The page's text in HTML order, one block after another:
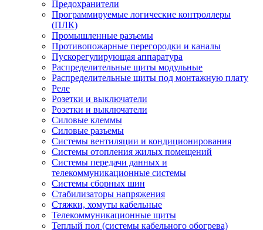
Предохранители
Программируемые логические контроллеры
(ПЛК)
Промышленные разъемы
Противопожарные перегородки и каналы
Пускорегулирующая аппаратура
Распределительные щиты модульные
Распределительные щиты под монтажную плату
Реле
Розетки и выключатели
Розетки и выключатели
Силовые клеммы
Силовые разъемы
Системы вентиляции и кондиционирования
Системы отопления жилых помещений
Системы передачи данных и
телекоммуникационные системы
Системы сборных шин
Стабилизаторы напряжения
Стяжки, хомуты кабельные
Телекоммуникационные щиты
Теплый пол (системы кабельного обогрева)